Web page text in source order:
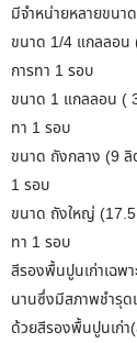
มีจำหน่ายหลายขนาด
ขนาด 1/4 แกลลอน
การทา 1 รอบ
ขนาด 1 แกลลอน (
ทา 1 รอบ
ขนาด ถังกลาง (9
1 รอบ
ขนาด ถังใหญ่
ทา 1 รอบ
สีรองพื้นปูนเก่าเฉพ
นานซึ่งมีสภาพชำรุด
ด้วยสีรองพื้นปูนเก่า(